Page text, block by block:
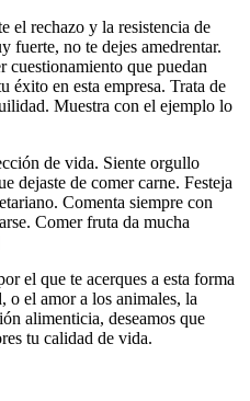
el rechazo y la resistencia de
fuerte, no te dejes amedrentar.
cuestionamiento que puedan
éxito en esta empresa. Trata de
Muestra con el ejemplo lo
de vida. Siente orgullo
dejaste de comer carne. Festeja
Comenta siempre con
Comer fruta da mucha
el que te acerques a esta forma
o el amor a los animales, la
alimenticia, deseamos que
tu calidad de vida.